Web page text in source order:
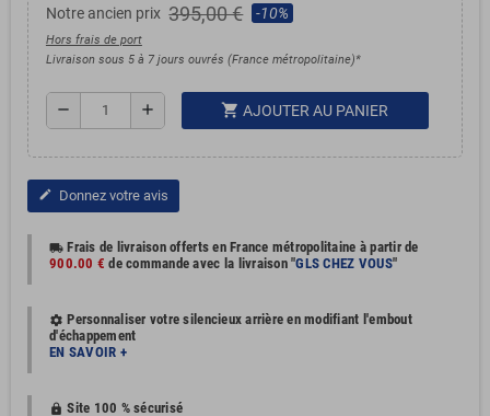
Notre ancien prix 395,00 € -10%
Hors frais de port
Livraison sous 5 à 7 jours ouvrés (France métropolitaine)*
remove add shopping_cart AJOUTER AU PANIER
edit Donnez votre avis
local_shipping Frais de livraison offerts en France métropolitaine à partir de
900.00 € de commande avec la livraison "GLS CHEZ VOUS"
settings Personnaliser votre silencieux arrière en modifiant l'embout
d'échappement
EN SAVOIR +
https Site 100 % sécurisé